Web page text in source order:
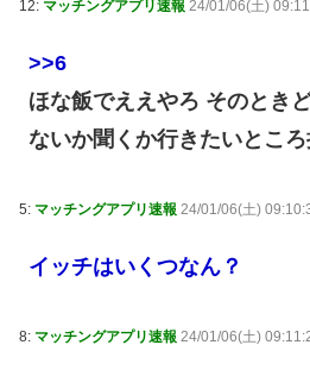
12: マッチングアプリ速報 24/01/06(土)
>>6
ほな飯でええやろ そのとき
ないか聞くか行きたいとこ
5: マッチングアプリ速報 24/01/06(土)
イッチはいくつなん？
8: マッチングアプリ速報 24/01/06(土)